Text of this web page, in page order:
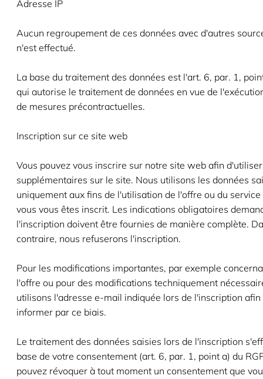
Adresse IP
Aucun regroupement de ces données avec d'autres
n'est effectué.
La base du traitement des données est l'art. 6, par. 1,
qui autorise le traitement de données en vue de
de mesures précontractuelles.
Inscription sur ce site web
Vous pouvez vous inscrire sur notre site web afin
supplémentaires sur le site. Nous utilisons les données
uniquement aux fins de l'utilisation de l'offre ou du
vous vous êtes inscrit. Les indications obligatoires
l'inscription doivent être fournies de manière complète.
contraire, nous refuserons l'inscription.
Pour les modifications importantes, par exemple
l'offre ou pour des modifications techniquement
utilisons l'adresse e-mail indiquée lors de l'inscription afin
informer par ce biais.
Le traitement des données saisies lors de l'inscription
base de votre consentement (art. 6, par. 1, point a) du
pouvez révoquer à tout moment un consentement que